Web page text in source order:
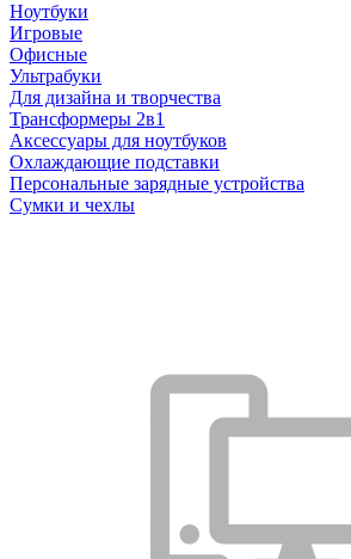
Ноутбуки
Игровые
Офисные
Ультрабуки
Для дизайна и творчества
Трансформеры 2в1
Аксессуары для ноутбуков
Охлаждающие подставки
Персональные зарядные устройства
Сумки и чехлы